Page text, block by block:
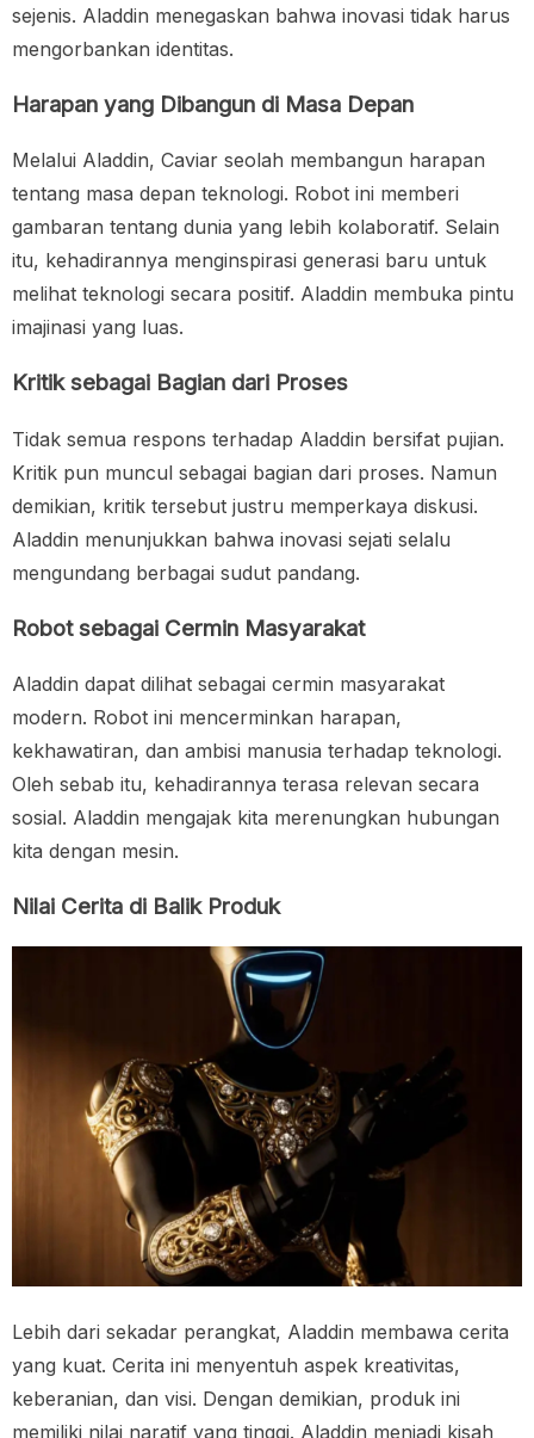
sejenis. Aladdin menegaskan bahwa inovasi tidak harus
mengorbankan identitas.
Harapan yang Dibangun di Masa Depan
Melalui Aladdin, Caviar seolah membangun harapan
tentang masa depan teknologi. Robot ini memberi
gambaran tentang dunia yang lebih kolaboratif. Selain
itu, kehadirannya menginspirasi generasi baru untuk
melihat teknologi secara positif. Aladdin membuka pintu
imajinasi yang luas.
Kritik sebagai Bagian dari Proses
Tidak semua respons terhadap Aladdin bersifat pujian.
Kritik pun muncul sebagai bagian dari proses. Namun
demikian, kritik tersebut justru memperkaya diskusi.
Aladdin menunjukkan bahwa inovasi sejati selalu
mengundang berbagai sudut pandang.
Robot sebagai Cermin Masyarakat
Aladdin dapat dilihat sebagai cermin masyarakat
modern. Robot ini mencerminkan harapan,
kekhawatiran, dan ambisi manusia terhadap teknologi.
Oleh sebab itu, kehadirannya terasa relevan secara
sosial. Aladdin mengajak kita merenungkan hubungan
kita dengan mesin.
Nilai Cerita di Balik Produk
Lebih dari sekadar perangkat, Aladdin membawa cerita
yang kuat. Cerita ini menyentuh aspek kreativitas,
keberanian, dan visi. Dengan demikian, produk ini
memiliki nilai naratif yang tinggi. Aladdin menjadi kisah